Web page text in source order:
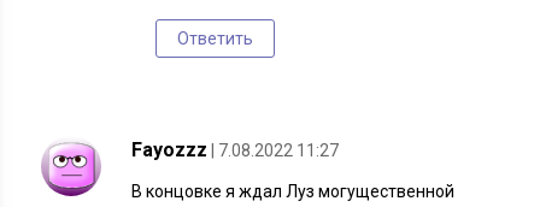
Ответить
Fayozzz | 7.08.2022 11:27
В концовке я ждал Луз могущественной